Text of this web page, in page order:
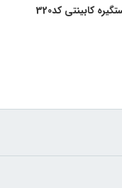
کابینتی کد320